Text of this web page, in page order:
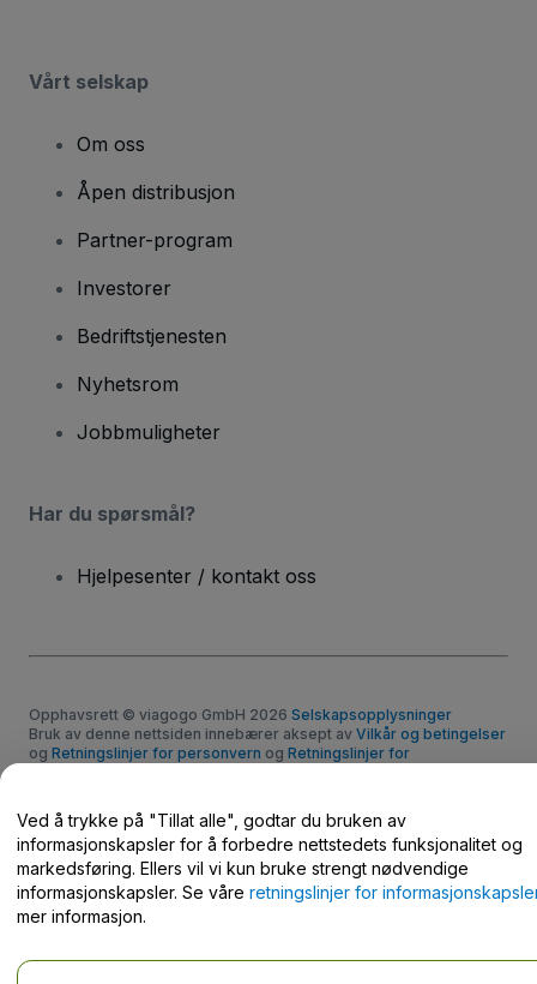
Vårt selskap
Om oss
Åpen distribusjon
Partner-program
Investorer
Bedriftstjenesten
Nyhetsrom
Jobbmuligheter
Har du spørsmål?
Hjelpesenter / kontakt oss
Opphavsrett © viagogo GmbH 2026 Selskapsopplysninger
Bruk av denne nettsiden innebærer aksept av Vilkår og betingelser
og Retningslinjer for personvern og Retningslinjer for
Ved å trykke på "Tillat alle", godtar du bruken av
informasjonskapsler for å forbedre nettstedets funksjonalitet og
markedsføring. Ellers vil vi kun bruke strengt nødvendige
informasjonskapsler. Se våre retningslinjer for
mer informasjon.